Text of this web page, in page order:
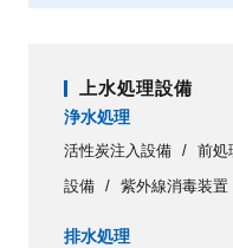
上水処理設備
浄水処理
活性炭注入設備 前処
設備
紫外線消毒装置
排水処理